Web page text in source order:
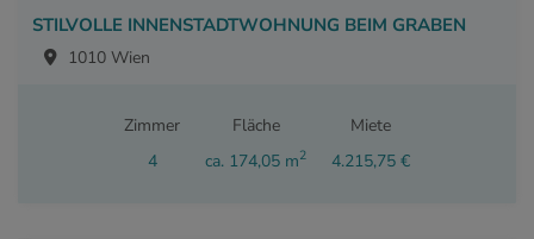
STILVOLLE INNENSTADTWOHNUNG BEIM GRABEN
1010 Wien
Zimmer
4
Fläche
ca. 174,05 m2
Miete
4.215,75 €